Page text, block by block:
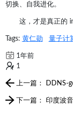
切换、自我进化。
这，才是真正的
Tags: 黄仁勋 量子计
1年前
1
上一篇： DDNS-
下一篇： 印度波